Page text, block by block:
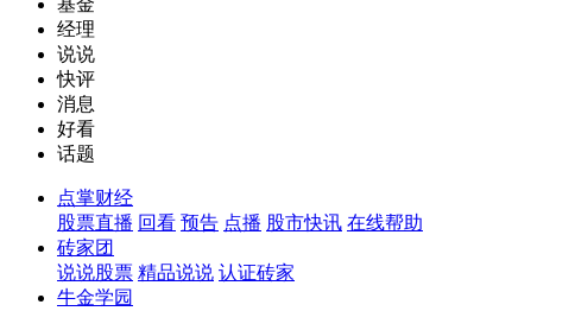
基金
经理
说说
快评
消息
好看
话题
点掌财经
股票直播 回看 预告 点播 股市快讯 在线帮助
砖家团
说说股票 精品说说 认证砖家
牛金学园